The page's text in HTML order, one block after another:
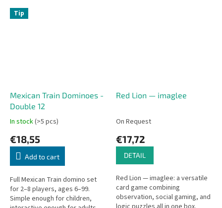
Tip
Mexican Train Dominoes -
Double 12
In stock(>5 pcs)
€18,55
Add to cart
Full Mexican Train domino set
for 2–8 players, ages 6–99.
Simple enough for children,
Red Lion — imaglee
On Request
€17,72
DETAIL
Red Lion — imaglee: a versatile
card game combining
observation, social gaming, and